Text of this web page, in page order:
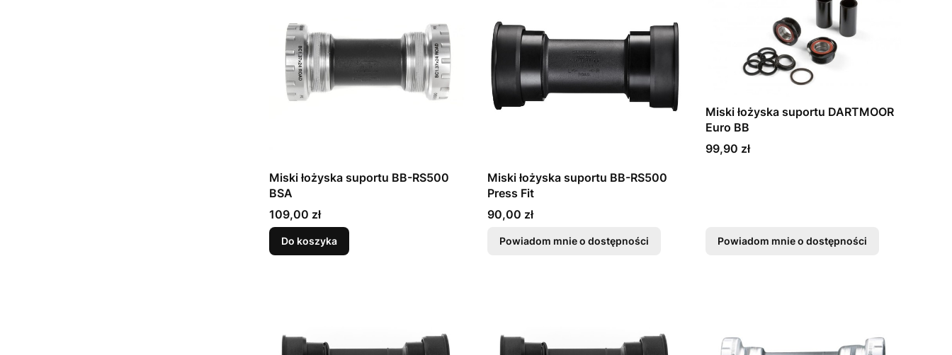
Miski łożyska suportu BB-RS500
BSA
Cena
109,00 zł
Do koszyka
Miski łożyska suportu BB-RS500
Press Fit
Cena
90,00 zł
Powiadom mnie o dostępności
Miski łożyska suportu DARTMOOR
Euro BB
Cena
99,90 zł
Powiadom mnie o dostępności